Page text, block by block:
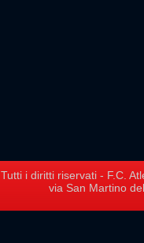
Tutti i diritti riservati - F.C.
via San Martino